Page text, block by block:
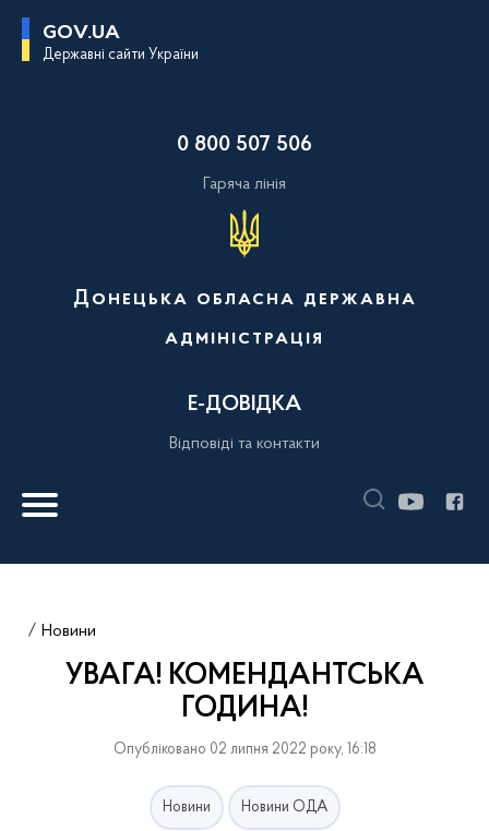
GOV.UA
Державні сайти України
0 800 507 506
Гаряча лінія
Донецька обласна державна
адміністрація
Е-ДОВІДКА
Відповіді та контакти
Новини
УВАГА! КОМЕНДАНТСЬКА
ГОДИНА!
Опубліковано 02 липня 2022 року, 16:18
Новини Новини ОДА